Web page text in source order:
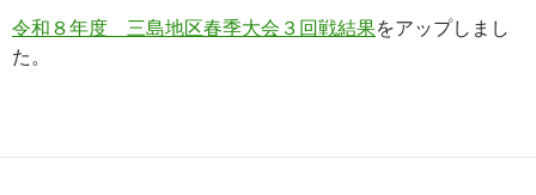
令和８年度 三島地区春季大会３回戦結果をアップしまし
た。